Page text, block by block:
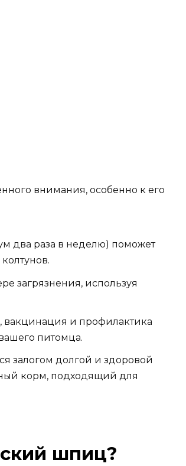
внимания, особенно к его
два раза в неделю) поможет
загрязнения, используя
вакцинация и профилактика
питомца.
залогом долгой и здоровой
корм, подходящий для
шпиц?